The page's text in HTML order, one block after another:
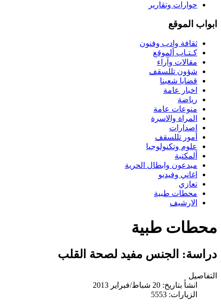
حوارات وتقارير
ابواب الموقع
ثقافة وادب وفنون
كـتـاب ألموقع
مقالات وآراء
شؤون تللسقف
قضايا شعبنا
اخبار عامة
رياضة
منوعات عامة
المراة والاسرة
اصدارات
أمور تللسقف
علوم وتكنولوجيا
ألمكتبة
مبدعون وابطال الحرية
اغاني وفيديو
تعازي
محطات طبية
الارشيف
محطات طبية
دراسة: الجنس مفيد لصحة القلب
التفاصيل
انشأ بتاريخ: 20 شباط/فبراير 2013
الزيارات: 5553